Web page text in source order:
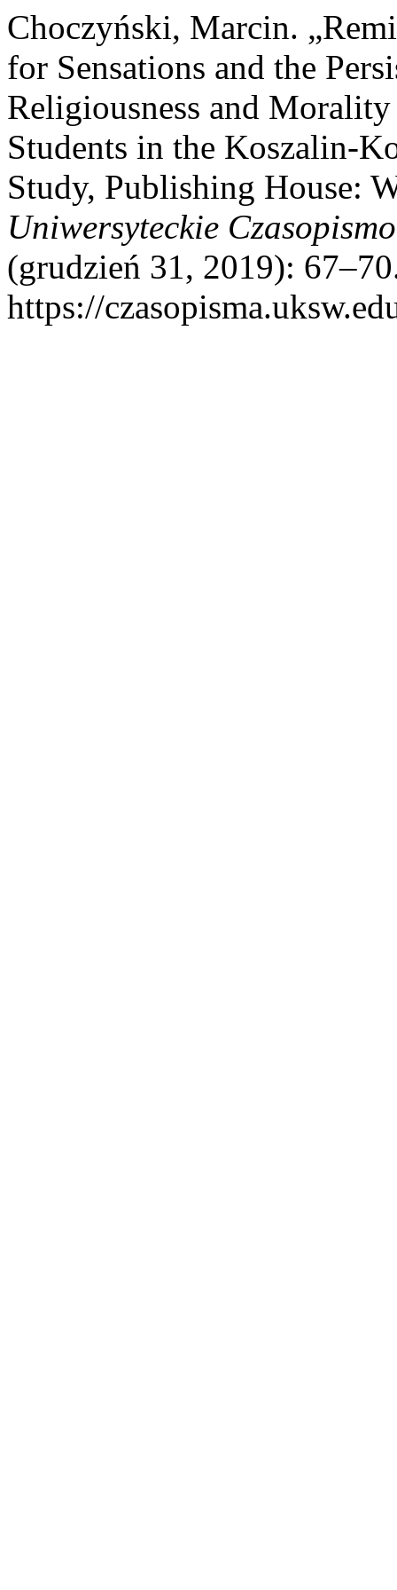
Choczyński, Marcin.
for Sensations and the
Religiousness and
Students in the Koszalin-
Study, Publishing House:
Uniwersyteckie
(grudzień 31, 2019):
https://